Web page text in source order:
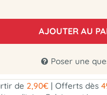
AJOUTER AU
Poser une
de 2,90€ | Offerts dès